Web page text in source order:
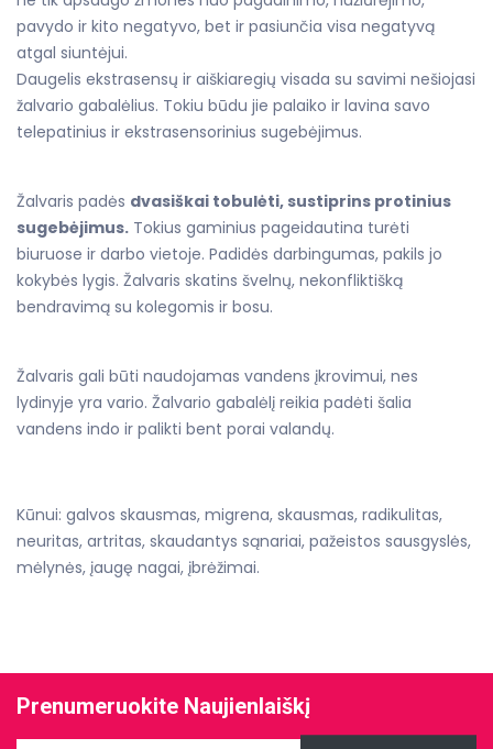
pavydo ir kito negatyvo, bet ir pasiunčia visa negatyvą
atgal siuntėjui.
Daugelis ekstrasensų ir aiškiaregių visada su savimi nešiojasi
žalvario gabalėlius. Tokiu būdu jie palaiko ir lavina savo
telepatinius ir ekstrasensorinius sugebėjimus.
Žalvaris padės dvasiškai tobulėti, sustiprins protinius
sugebėjimus. Tokius gaminius pageidautina turėti
biuruose ir darbo vietoje. Padidės darbingumas, pakils jo
kokybės lygis. Žalvaris skatins švelnų, nekonfliktišką
bendravimą su kolegomis ir bosu.
Žalvaris gali būti naudojamas vandens įkrovimui, nes
lydinyje yra vario. Žalvario gabalėlį reikia padėti šalia
vandens indo ir palikti bent porai valandų.
Kūnui: galvos skausmas, migrena, skausmas, radikulitas,
neuritas, artritas, skaudantys sąnariai, pažeistos sausgyslės,
mėlynės, įaugę nagai, įbrėžimai.
Prenumeruokite Naujienlaiškį